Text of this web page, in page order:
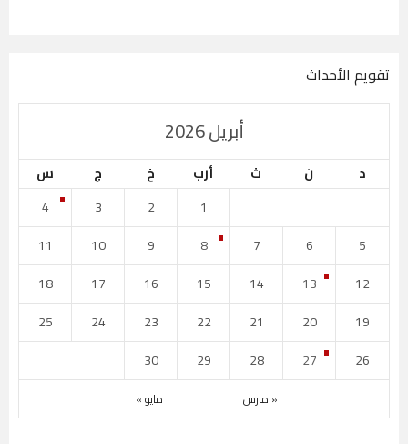
تقويم الأحداث
أبريل 2026
د ن ث أرب خ ج س
« مارس مايو »
1
2
3
4
5
6
7
8
9
10
11
12
13
14
15
16
17
18
19
20
21
22
23
24
25
26
27
28
29
30